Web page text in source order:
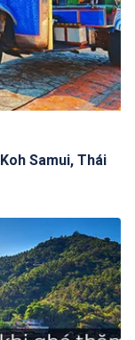
Samui, Thái